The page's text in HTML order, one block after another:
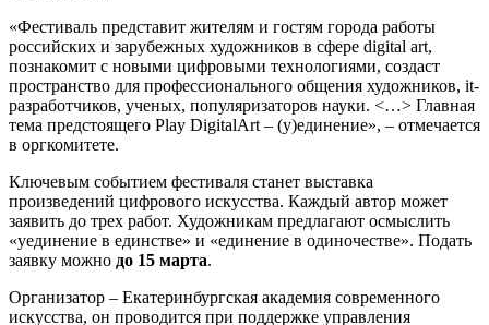
«Фестиваль представит жителям и гостям города работы
российских и зарубежных художников в сфере digital art,
познакомит с новыми цифровыми технологиями, создаст
пространство для профессионального общения художников, it-
разработчиков, ученых, популяризаторов науки. <…> Главная
тема предстоящего Play DigitalArt – (у)единение», – отмечается
в оргкомитете.
Ключевым событием фестиваля станет выставка
произведений цифрового искусства. Каждый автор может
заявить до трех работ. Художникам предлагают осмыслить
«уединение в единстве» и «единение в одиночестве». Подать
заявку можно до 15 марта.
Организатор – Екатеринбургская академия современного
искусства, он проводится при поддержке управления